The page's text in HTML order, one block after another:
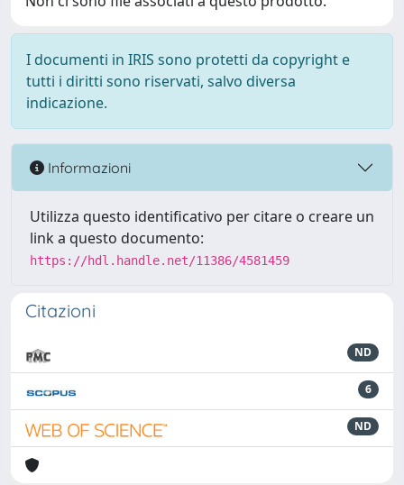
I documenti in IRIS sono protetti da copyright e
tutti i diritti sono riservati, salvo diversa
indicazione.
Informazioni
Utilizza questo identificativo per citare o creare un
link a questo documento:
https://hdl.handle.net/11386/4581459
Citazioni
ND
6
ND